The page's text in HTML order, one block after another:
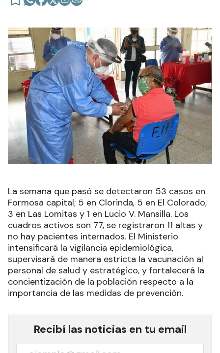
La semana que pasó se detectaron 53 casos en
Formosa capital; 5 en Clorinda, 5 en El Colorado,
3 en Las Lomitas y 1 en Lucio V. Mansilla. Los
cuadros activos son 77, se registraron 11 altas y
no hay pacientes internados. El Ministerio
intensificará la vigilancia epidemiológica,
supervisará de manera estricta la vacunación al
personal de salud y estratégico, y fortalecerá la
concientización de la población respecto a la
importancia de las medidas de prevención.
Recibí las noticias en tu email